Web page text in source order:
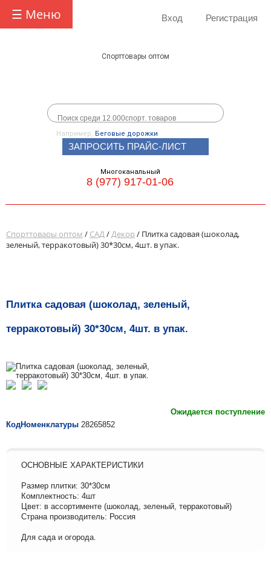
☰ Меню Вход Регистрация
Спорттовары оптом
Например, Беговые дорожки
ЗАПРОСИТЬ ПРАЙС-ЛИСТ
Многоканальный
8 (977) 917-01-06
Спорттовары оптом / САД/Декор / Плитка садовая (шоколад,
зеленый, терракотовый) 30*30см, 4шт. в упак.
Плитка садовая (шоколад, зеленый,
терракотовый) 30*30см, 4шт. в упак.
Ожидается поступление
КодНоменклатуры 28265852
ОСНОВНЫЕ ХАРАКТЕРИСТИКИ
Размер плитки: 30*30см
Комплектность: 4шт
Цвет: в ассортименте (шоколад, зеленый, терракотовый)
Страна производитель: Россия
Для сада и огорода.